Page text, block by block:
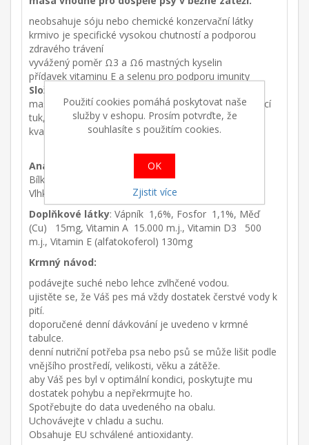
neobsahuje sóju nebo chemické konzervační látky
krmivo je specifické vysokou chutností a podporou
zdravého trávení
vyvážený poměr Ω3 a Ω6 mastných kyselin
přídavek vitaminu E a selenu pro podporu imunity
Složení:
maso a produkty živočišného původu, obiloviny kuřecí
tuk, přírodní chuť, lososový olej, sušená jablka,
kvasnice.
Analytické složky:
Bílkoviny 21%, Tuky 12%, Vláknina 3%, Popel 8%,
Vlhkost 10%
Doplňkové látky: Vápník 1,6%, Fosfor 1,1%, Měď
(Cu) 15mg, Vitamin A 15.000 m.j., Vitamin D3 500
m.j., Vitamin E (alfatokoferol) 130mg
Krmný návod:
podávejte suché nebo lehce zvlhčené vodou.
ujistěte se, že Váš pes má vždy dostatek čerstvé vody k
pití.
doporučené denní dávkování je uvedeno v krmné
tabulce.
denní nutriční potřeba psa nebo psů se může lišit podle
vnějšího prostředí, velikosti, věku a zátěže.
aby Váš pes byl v optimální kondici, poskytujte mu
dostatek pohybu a nepřekrmujte ho.
Spotřebujte do data uvedeného na obalu.
Uchovávejte v chladu a suchu.
Obsahuje EU schválené antioxidanty.
Použití cookies pomáhá poskytovat naše
služby v eshopu. Prosím potvrďte, že
souhlasíte s použitím cookies.
OK
Zjistit více